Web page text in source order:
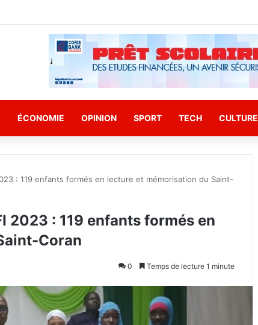
ÉCONOMIE OPINION SPORT TECH CULTURE
: 119 enfants formés en lecture et mémorisation du Saint-
2023 : 119 enfants formés en
Coran
0 Temps de lecture 1 minute